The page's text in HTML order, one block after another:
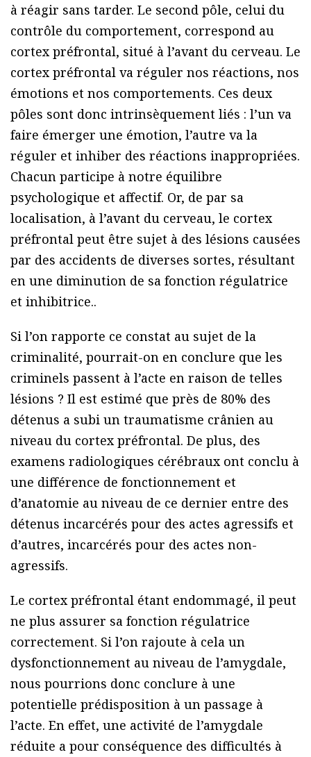
à réagir sans tarder. Le second pôle, celui du
contrôle du comportement, correspond au
cortex préfrontal, situé à l’avant du cerveau. Le
cortex préfrontal va réguler nos réactions, nos
émotions et nos comportements. Ces deux
pôles sont donc intrinsèquement liés : l’un va
faire émerger une émotion, l’autre va la
réguler et inhiber des réactions inappropriées.
Chacun participe à notre équilibre
psychologique et affectif. Or, de par sa
localisation, à l’avant du cerveau, le cortex
préfrontal peut être sujet à des lésions causées
par des accidents de diverses sortes, résultant
en une diminution de sa fonction régulatrice
et inhibitrice..
Si l’on rapporte ce constat au sujet de la
criminalité, pourrait-on en conclure que les
criminels passent à l’acte en raison de telles
lésions ? Il est estimé que près de 80% des
détenus a subi un traumatisme crânien au
niveau du cortex préfrontal. De plus, des
examens radiologiques cérébraux ont conclu à
une différence de fonctionnement et
d’anatomie au niveau de ce dernier entre des
détenus incarcérés pour des actes agressifs et
d’autres, incarcérés pour des actes non-
agressifs.
Le cortex préfrontal étant endommagé, il peut
ne plus assurer sa fonction régulatrice
correctement. Si l’on rajoute à cela un
dysfonctionnement au niveau de l’amygdale,
nous pourrions donc conclure à une
potentielle prédisposition à un passage à
l’acte. En effet, une activité de l’amygdale
réduite a pour conséquence des difficultés à